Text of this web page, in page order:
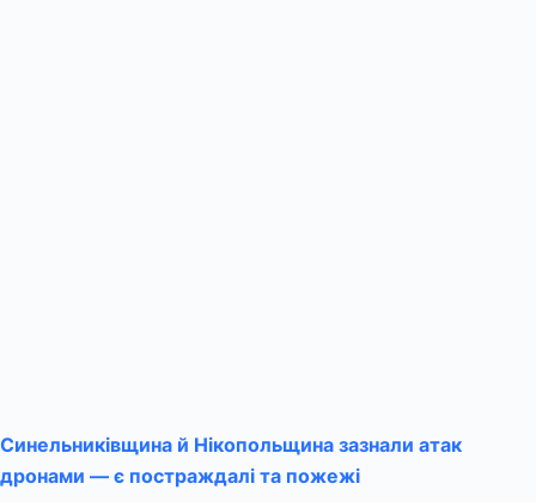
Синельниківщина й Нікопольщина зазнали атак
дронами — є постраждалі та пожежі